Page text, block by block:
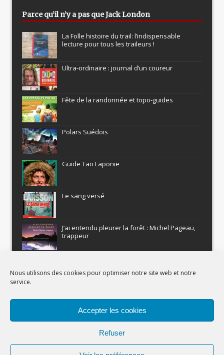
Nous utilisons des cookies pour optimiser notre site web et notre
service.
Accepter les cookies
Refuser
Parce qu’il n’y a pas que Jack London
La Folle histoire du trail: l’indispensable
lecture pour tous les traileurs !
Ultra-ordinaire : journal d’un coureur
Fête de la randonnée et topo-guides
Polars Suédois
Guide Tao Laponie
Le sang versé
J’ai entendu pleurer la forêt : Michel Pageau,
trappeur
Recevez gratuitement Comment être un